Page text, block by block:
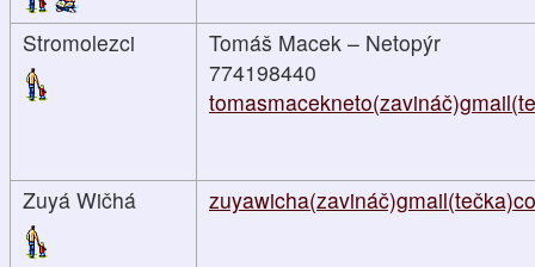
Stromolezci
Tomáš Macek – Netopýr
774198440
Zuyá Wičhá